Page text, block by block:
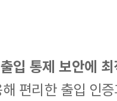
통제 보안에 최
편리한 출입 인